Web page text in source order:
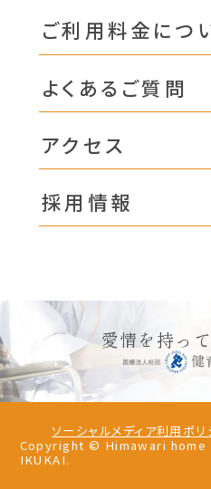
ご利用料金につ
よくあるご質問
アクセス
採用情報
愛情を持っ
ソーシャルメディア利用ポリ
Copyright © Himawari
IKUKAI.